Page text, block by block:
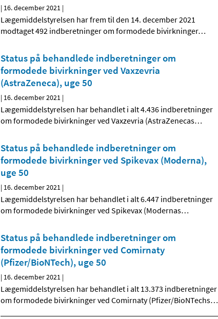
| 16. december 2021 |
Lægemiddelstyrelsen har frem til den 14. december 2021
modtaget 492 indberetninger om formodede bivirkninger…
Status på behandlede indberetninger om
formodede bivirkninger ved Vaxzevria
(AstraZeneca), uge 50
| 16. december 2021 |
Lægemiddelstyrelsen har behandlet i alt 4.436 indberetninger
om formodede bivirkninger ved Vaxzevria (AstraZenecas…
Status på behandlede indberetninger om
formodede bivirkninger ved Spikevax (Moderna),
uge 50
| 16. december 2021 |
Lægemiddelstyrelsen har behandlet i alt 6.447 indberetninger
om formodede bivirkninger ved Spikevax (Modernas…
Status på behandlede indberetninger om
formodede bivirkninger ved Comirnaty
(Pfizer/BioNTech), uge 50
| 16. december 2021 |
Lægemiddelstyrelsen har behandlet i alt 13.373 indberetninger
om formodede bivirkninger ved Comirnaty (Pfizer/BioNTechs…